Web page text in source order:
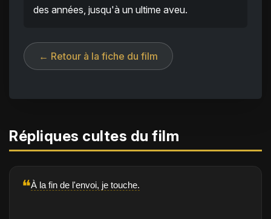
des années, jusqu'à un ultime aveu.
← Retour à la fiche du film
Répliques cultes du film
❝À la fin de l'envoi, je touche.